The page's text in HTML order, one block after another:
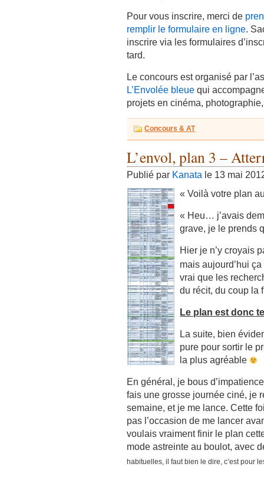
Pour vous inscrire, merci de
remplir le formulaire en ligne.
inscrire via les formulaires
tard.
Le concours est organisé par
L’Envolée bleue qui
projets en cinéma,
Concours & AT
L’envol, plan 3 –
Publié par Kanata le 13 mai
« Voilà votre plan
« Heu… j’avais
grave, je le prends
Hier je n’y croyais
mais aujourd’hui
vrai que les
du récit, du coup la
Le plan est donc
La suite, bien
pure pour sortir le
la plus agréable
En général, je bous
fais une grosse journée ciné, je
semaine, et je me lance. Cette
pas l’occasion de me lancer
voulais vraiment finir le plan
mode astreinte au boulot, avec
habituelles, il faut bien le dire, c’est pour